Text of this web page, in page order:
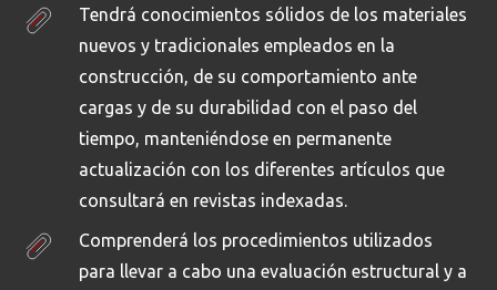
Tendrá conocimientos sólidos de los materiales
nuevos y tradicionales empleados en la
construcción, de su comportamiento ante
cargas y de su durabilidad con el paso del
tiempo, manteniéndose en permanente
actualización con los diferentes artículos que
consultará en revistas indexadas.
Comprenderá los procedimientos utilizados
para llevar a cabo una evaluación estructural y a